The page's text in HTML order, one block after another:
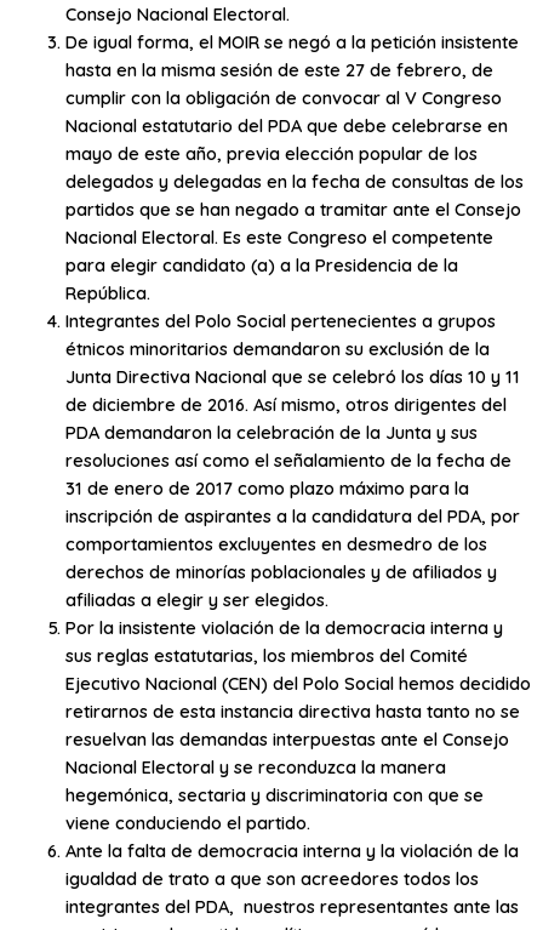
Consejo Nacional Electoral.
De igual forma, el MOIR se negó a la petición insistente
hasta en la misma sesión de este 27 de febrero, de
cumplir con la obligación de convocar al V Congreso
Nacional estatutario del PDA que debe celebrarse en
mayo de este año, previa elección popular de los
delegados y delegadas en la fecha de consultas de los
partidos que se han negado a tramitar ante el Consejo
Nacional Electoral. Es este Congreso el competente
para elegir candidato (a) a la Presidencia de la
República.
Integrantes del Polo Social pertenecientes a grupos
étnicos minoritarios demandaron su exclusión de la
Junta Directiva Nacional que se celebró los días 10 y 11
de diciembre de 2016. Así mismo, otros dirigentes del
PDA demandaron la celebración de la Junta y sus
resoluciones así como el señalamiento de la fecha de
31 de enero de 2017 como plazo máximo para la
inscripción de aspirantes a la candidatura del PDA, por
comportamientos excluyentes en desmedro de los
derechos de minorías poblacionales y de afiliados y
afiliadas a elegir y ser elegidos.
Por la insistente violación de la democracia interna y
sus reglas estatutarias, los miembros del Comité
Ejecutivo Nacional (CEN) del Polo Social hemos decidido
retirarnos de esta instancia directiva hasta tanto no se
resuelvan las demandas interpuestas ante el Consejo
Nacional Electoral y se reconduzca la manera
hegemónica, sectaria y discriminatoria con que se
viene conduciendo el partido.
Ante la falta de democracia interna y la violación de la
igualdad de trato a que son acreedores todos los
integrantes del PDA, nuestros representantes ante las